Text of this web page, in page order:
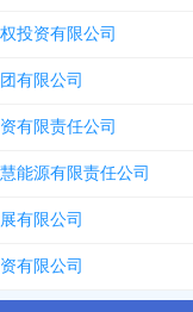
投资有限公司
有限公司
有限责任公司
能源有限责任公司
有限公司
有限公司